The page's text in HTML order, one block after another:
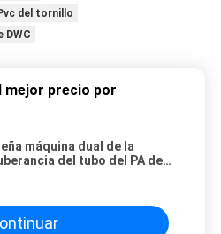
del tornillo
DWC
mejor precio por
máquina dual de la
del tubo del PA del